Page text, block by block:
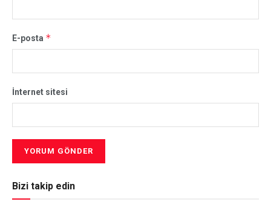
E-posta *
İnternet sitesi
Bizi takip edin